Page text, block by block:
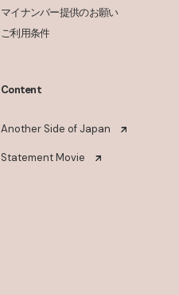
マイナンバー提供のお願い
ご利用条件
Content
Another Side of Japan
Statement Movie